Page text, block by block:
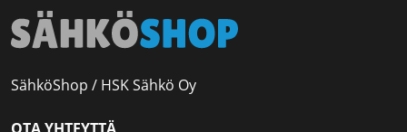
SähköShop / HSK Sähkö Oy